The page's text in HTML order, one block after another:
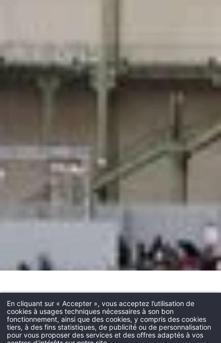
En cliquant sur « Accepter », vous acceptez l’utilisation de
cookies à usages techniques nécessaires à son bon
fonctionnement, ainsi que des cookies, y compris des cookies
tiers, à des fins statistiques, de publicité ou de personnalisation
pour vous proposer des services et des offres adaptés à vos